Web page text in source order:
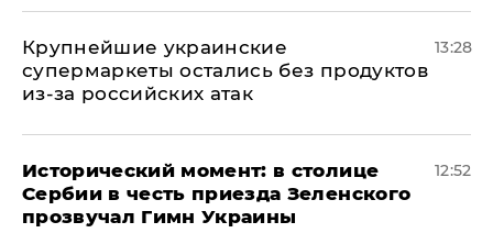
Крупнейшие украинские
супермаркеты остались без продуктов
из-за российских атак
13:28
Исторический момент: в столице
Сербии в честь приезда Зеленского
прозвучал Гимн Украины
12:52